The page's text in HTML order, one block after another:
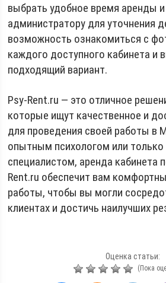
выбрать удобное время аренды
администратору для уточнения
возможность ознакомиться с
каждого доступного кабинета и
подходящий вариант.
Psy-Rent.ru — это отличное
которые ищут качественное и
для проведения своей работы в
опытным психологом или
специалистом, аренда кабинета
Rent.ru обеспечит вам
работы, чтобы вы могли
клиентах и достичь наилучших
Оценка статьи:
(Пока